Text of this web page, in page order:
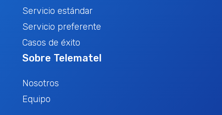
Servicio estándar
Servicio preferente
Casos de éxito
Sobre Telematel
Nosotros
Equipo